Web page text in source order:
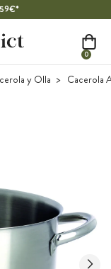
0
y Olla Cacerola